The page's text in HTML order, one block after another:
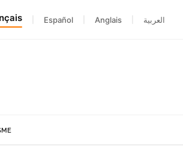
Español Anglais العربية